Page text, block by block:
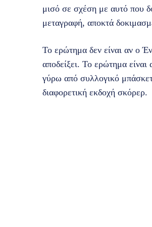
μισό σε σχέση με αυτό που
μεταγραφή, αποκτά
Το ερώτημα δεν είναι αν ο
αποδείξει. Το ερώτημα
γύρω από συλλογικό
διαφορετική εκδοχή σκόρερ.